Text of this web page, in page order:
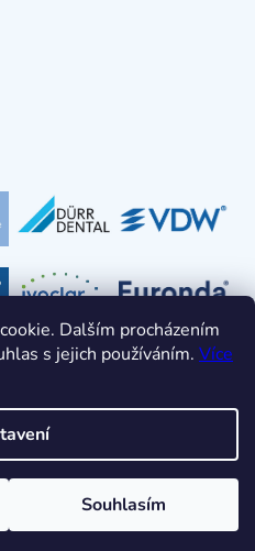
Dalším procházením
s jejich používáním. Více
Souhlasím
Shoptet
. Všechna práva vyhrazena.
cookies